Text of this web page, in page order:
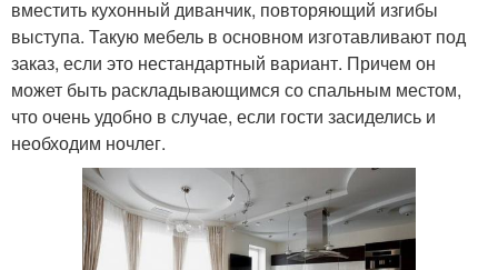
вместить кухонный диванчик, повторяющий изгибы
выступа. Такую мебель в основном изготавливают под
заказ, если это нестандартный вариант. Причем он
может быть раскладывающимся со спальным местом,
что очень удобно в случае, если гости засиделись и
необходим ночлег.